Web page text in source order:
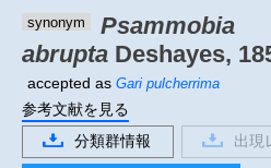
synonym
Psammobia
abrupta Deshayes,
accepted as Gari pulcherrima
参考文献を見る
分類群情報
出現